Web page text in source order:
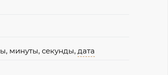
минуты, секунды, дата